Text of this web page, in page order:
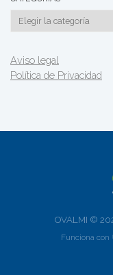
Categorías
Aviso legal
Política de Privacidad
OVALMI ©
Funciona con